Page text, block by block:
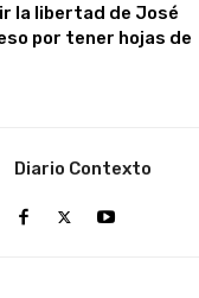
la libertad de José
por tener hojas de
Diario Contexto